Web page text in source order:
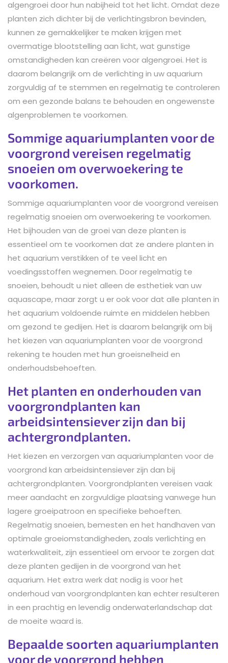
algengroei door hun nabijheid tot het licht. Omdat deze
planten zich dichter bij de verlichtingsbron bevinden,
kunnen ze gemakkelijker te maken krijgen met
overmatige blootstelling aan licht, wat gunstige
omstandigheden kan creëren voor algengroei. Het is
daarom belangrijk om de verlichting in uw aquarium
zorgvuldig af te stemmen en regelmatig te controleren
om een gezonde balans te behouden en ongewenste
algenproblemen te voorkomen.
Sommige aquariumplanten voor de
voorgrond vereisen regelmatig
snoeien om overwoekering te
voorkomen.
Sommige aquariumplanten voor de voorgrond vereisen
regelmatig snoeien om overwoekering te voorkomen.
Het bijhouden van de groei van deze planten is
essentieel om te voorkomen dat ze andere planten in
het aquarium verstikken of te veel licht en
voedingsstoffen wegnemen. Door regelmatig te
snoeien, behoudt u niet alleen de esthetiek van uw
aquascape, maar zorgt u er ook voor dat alle planten in
het aquarium voldoende ruimte en middelen hebben
om gezond te gedijen. Het is daarom belangrijk om bij
het kiezen van aquariumplanten voor de voorgrond
rekening te houden met hun groeisnelheid en
onderhoudsbehoeften.
Het planten en onderhouden van
voorgrondplanten kan
arbeidsintensiever zijn dan bij
achtergrondplanten.
Het kiezen en verzorgen van aquariumplanten voor de
voorgrond kan arbeidsintensiever zijn dan bij
achtergrondplanten. Voorgrondplanten vereisen vaak
meer aandacht en zorgvuldige plaatsing vanwege hun
lagere groeipatroon en specifieke behoeften.
Regelmatig snoeien, bemesten en het handhaven van
optimale groeiomstandigheden, zoals verlichting en
waterkwaliteit, zijn essentieel om ervoor te zorgen dat
deze planten gedijen in de voorgrond van het
aquarium. Het extra werk dat nodig is voor het
onderhoud van voorgrondplanten kan echter resulteren
in een prachtig en levendig onderwaterlandschap dat
de moeite waard is.
Bepaalde soorten aquariumplanten
voor de voorgrond hebben